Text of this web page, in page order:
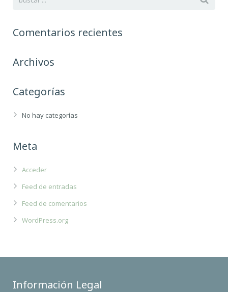
Comentarios recientes
Archivos
Categorías
No hay categorías
Meta
Acceder
Feed de entradas
Feed de comentarios
WordPress.org
Información Legal